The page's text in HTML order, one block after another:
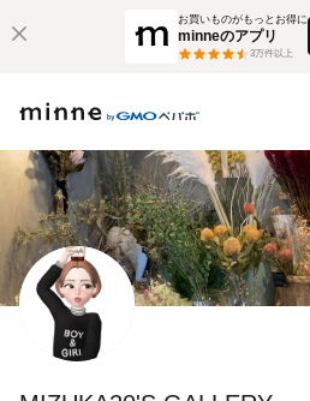
お買いものがもっとお得に
minneのアプリ
3万件以上